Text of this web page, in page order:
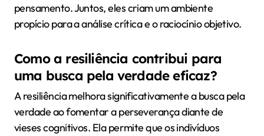
pensamento. Juntos, eles criam um ambiente
propício para a análise crítica e o raciocínio objetivo.
Como a resiliência contribui para
uma busca pela verdade eficaz?
A resiliência melhora significativamente a busca pela
verdade ao fomentar a perseverança diante de
vieses cognitivos. Ela permite que os indivíduos